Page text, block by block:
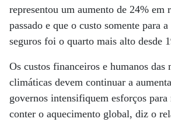
representou um aumento de 24% em
passado e que o custo somente para
seguros foi o quarto mais alto desde
Os custos financeiros e humanos das
climáticas devem continuar a
governos intensifiquem esforços para
conter o aquecimento global, diz o